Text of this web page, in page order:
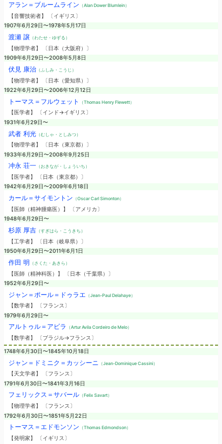
アラン＝ブルームライン （Alan Dower Blumlein）
【音響技術者】 〔イギリス〕
1907年6月29日〜1978年5月17日
渡瀬 譲（わたせ・ゆずる）
【物理学者】 〔日本（大阪府）〕
1909年6月29日〜2008年5月8日
伏見 康治（ふしみ・こうじ）
【物理学者】 〔日本（愛知県）〕
1922年6月29日〜2006年12月12日
トーマス＝フルウェット （Thomas Henry Flewett）
【医学者】 〔インド→イギリス〕
1931年6月29日〜
武者 利光（むしゃ・としみつ）
【物理学者】 〔日本（東京都）〕
1933年6月29日〜2008年9月25日
冲永 荘一（おきなが・しょういち）
【医学者】 〔日本（東京都）〕
1942年6月29日〜2009年6月18日
カール＝サイモントン （Oscar Carl Simonton）
【医師（精神腫瘍医）】 〔アメリカ〕
1948年6月29日〜
杉原 厚吉（すぎはら・こうきち）
【工学者】 〔日本（岐阜県）〕
1950年6月29日〜2011年6月1日
作田 明 （さくた・あきら）
【医師（精神科医）】 〔日本（千葉県）〕
1952年6月29日〜
ジャン＝ポール＝ドゥラエ （Jean-Paul Delahaye）
【数学者】 〔フランス〕
1979年6月29日〜
アルトゥル＝アビラ （Artur Avila Cordeiro de Melo）
【数学者】 〔ブラジル→フランス〕
1748年6月30日〜1845年10月18日
ジャン＝ドミニク＝カッシーニ （Jean-Dominique Cassini）
【天文学者】 〔フランス〕
1791年6月30日〜1841年3月16日
フェリックス＝サバール（Felix Savart）
【物理学者】 〔フランス〕
1792年6月30日〜1851年5月22日
トーマス＝エドモンソン （Thomas Edmondson）
【発明家】 〔イギリス〕